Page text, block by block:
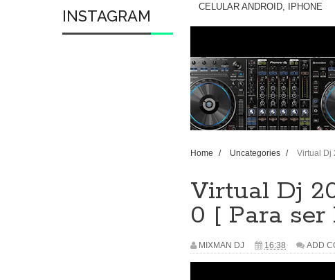
INSTAGRAM
CELULAR ANDROID, IPHONE
Home / Uncategories / Virtual Dj
Virtual Dj
0 [ Para
MIXMAN DJ 16:38 ADD